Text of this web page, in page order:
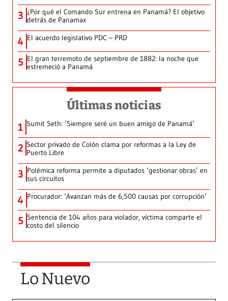
3 ¿Por qué el Comando Sur entrena en Panamá? El objetivo
detrás de Panamax
4 El acuerdo legislativo PDC – PRD
5 El gran terremoto de septiembre de 1882: la noche que
estremeció a Panamá
Últimas noticias
1 Sumit Seth: ‘Siempre seré un buen amigo de Panamá’
2 Sector privado de Colón clama por reformas a la Ley de
Puerto Libre
3 Polémica reforma permite a diputados ‘gestionar obras’ en
sus circuitos
4 Procurador: ‘Avanzan más de 6,500 causas por corrupción’
5 Sentencia de 104 años para violador, víctima comparte el
costo del silencio
Lo Nuevo